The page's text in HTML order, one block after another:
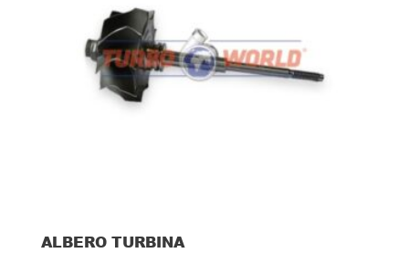
ALBERO TURBINA